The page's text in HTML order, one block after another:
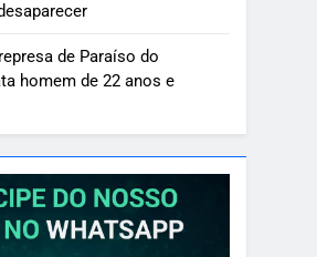
de Paraíso do
homem de 22 anos e